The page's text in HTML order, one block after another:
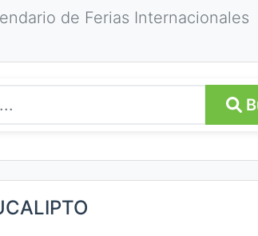
de Ferias Internacionales